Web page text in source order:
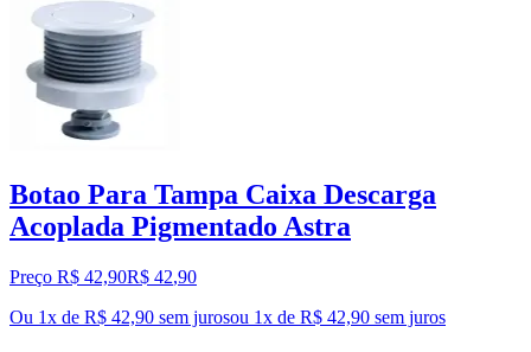
Botao Para Tampa Caixa Descarga
Acoplada Pigmentado Astra
Preço R$ 42,90R$ 42,90
Ou 1x de R$ 42,90 sem jurosou 1x de R$ 42,90 sem juros